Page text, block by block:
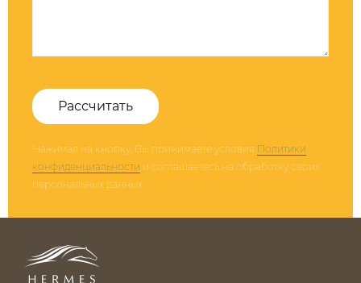
Рассчитать
Нажимая на кнопку, Вы принимаете условия Политики
конфиденциальности и соглашаетесь на обработку своих
персональных данных